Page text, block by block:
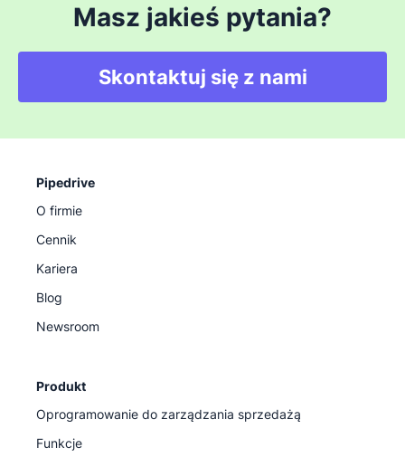
Masz jakieś pytania?
Skontaktuj się z nami
Pipedrive
O firmie
Cennik
Kariera
Blog
Newsroom
Produkt
Oprogramowanie do zarządzania sprzedażą
Funkcje